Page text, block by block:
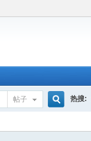
帖子 热搜: